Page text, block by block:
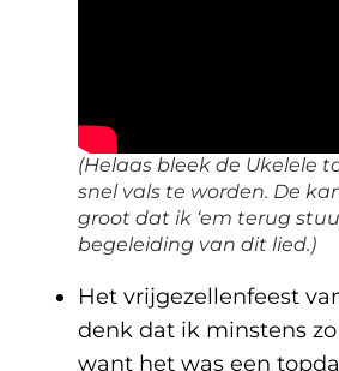
(Helaas bleek de Ukelele
snel vals te worden. De
groot dat ik ‘em terug
begeleiding van dit lied.)
Het vrijgezellenfeest
denk dat ik minstens zo
want het was een